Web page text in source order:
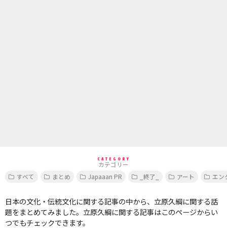
CATEGORY
カテゴリー
すべて
まとめ Japaaan PR _終了_ アート エン
日本の文化・伝統文化に関する記事の中から、立原久綱に関する話
題をまとめてみました。立原久綱に関する記事はこのページからい
つでもチェックできます。